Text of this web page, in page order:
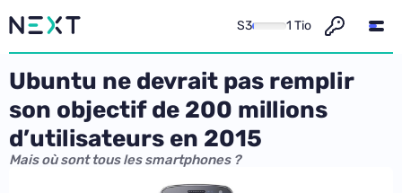
S3 1 Tio
Ubuntu ne devrait pas remplir
son objectif de 200 millions
d’utilisateurs en 2015
Mais où sont tous les smartphones ?